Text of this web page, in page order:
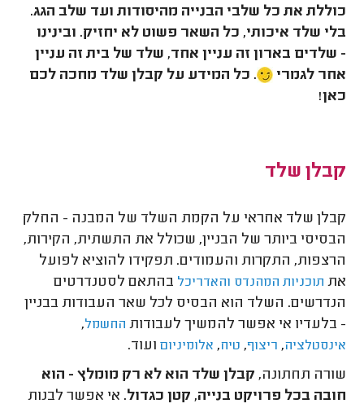
כוללת את כל שלבי הבנייה מהיסודות ועד שלב הגג.
בלי שלד איכותי, כל השאר פשוט לא יחזיק. ובינינו
- שלדים בארון זה עניין אחד, שלד של בית זה עניין
אחר לגמרי
. כל המידע על קבלן שלד מחכה לכם
כאן!
קבלן שלד
קבלן שלד אחראי על הקמת השלד של המבנה - החלק
הבסיסי ביותר של הבניין, שכולל את התשתית, הקירות,
הרצפות, התקרות והעמודים. תפקידו להוציא לפועל
את תוכניות המהנדס והאדריכל בהתאם לסטנדרטים
הנדרשים. השלד הוא הבסיס לכל שאר העבודות בבניין
- בלעדיו אי אפשר להמשיך לעבודות החשמל,
אינסטלציה, ריצוף, טיח, אלומיניום ועוד.
שורה תחתונה, קבלן שלד הוא לא רק מומלץ - הוא
חובה בכל פרויקט בנייה, קטן כגדול. אי אפשר לבנות